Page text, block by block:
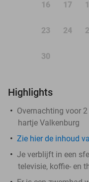
16 17
23 24
30
Highlights
Overnachting voor
hartje Valkenburg
Zie hier de inhoud
Je verblijft in een
televisie, koffie- en